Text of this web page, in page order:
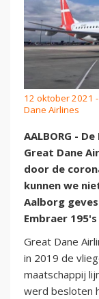
12 oktober 2021
Dane Airlines
AALBORG -
Great Dane
door de
kunnen we
Aalborg
Embraer
Great Dane
in 2019 de
maatschappij
werd besloten